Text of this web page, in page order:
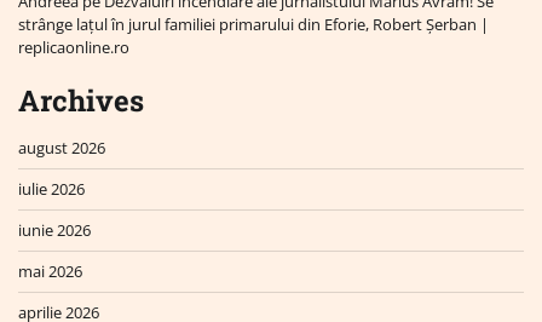
strânge lațul în jurul familiei primarului din Eforie, Robert Șerban |
replicaonline.ro
Archives
august 2026
iulie 2026
iunie 2026
mai 2026
aprilie 2026